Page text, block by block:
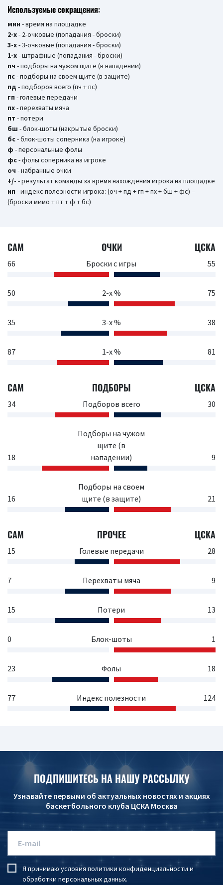
Используемые сокращения:
мин - время на площадке
2-х- 2-очковые (попадания - броски)
3-х- 3-очковые (попадания - броски)
1-х- штрафные (попадания - броски)
пч - подборы на чужом щите (в нападении)
пс- подборы на своем щите (в защите)
пд - подборов всего (пч + пс)
гп - голевые передачи
пх- перехваты мяча
пт - потери
бш - блок-шоты (накрытые броски)
бc- блок-шоты соперника (на игроке)
ф - персональные фолы
фс- фолы соперника на игроке
оч - набранные очки
+/- - результат команды за время нахождения игрока на площадке
ип - индекс полезности игрока: (оч + пд + гп + пх + бш + фс) –
(броски мимо + пт + ф + бс)
САМ ОЧКИ ЦСКА
66 Броски с игры 55
50 2-х % 75
35 3-х % 38
87 1-х % 81
САМ ПОДБОРЫ ЦСКА
34 Подборов всего 30
18
Подборы на чужом
щите (в
нападении)
9
16
Подборы на своем
щите (в защите)
21
САМ ПРОЧЕЕ ЦСКА
15 Голевые передачи 28
7 Перехваты мяча 9
15 Потери 13
0 Блок-шоты 1
23 Фолы 18
77 Индекс полезности 124
ПОДПИШИТЕСЬ НА НАШУ РАССЫЛКУ
Узнавайте первыми об актуальных новостях и акциях
баскетбольного клуба ЦСКА Москва
Я принимаю условия политики конфиденциальности и
обработки персональных данных.